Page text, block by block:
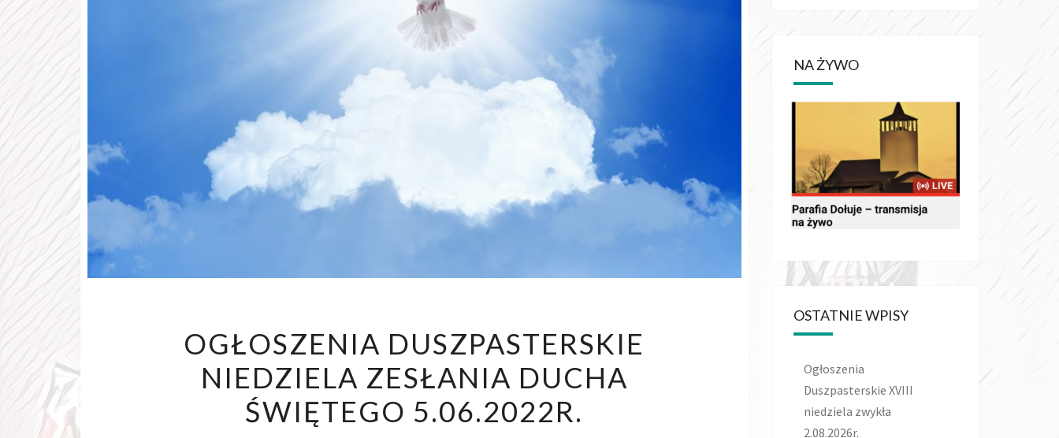
DUSZPASTERSKIE
NIEDZIELA
ZESŁANIA
DUCHA
OGŁOSZENIA DUSZPASTERSKIE
NIEDZIELA ZESŁANIA DUCHA
ŚWIĘTEGO 5.06.2022R.
NA ŻYWO
OSTATNIE WPISY
Ogłoszenia
Duszpasterskie XVIII
niedziela zwykła
2.08.2026r.